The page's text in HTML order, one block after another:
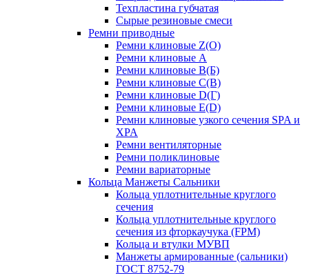
Техпластина губчатая
Сырые резиновые смеси
Ремни приводные
Ремни клиновые Z(О)
Ремни клиновые A
Ремни клиновые B(Б)
Ремни клиновые C(В)
Ремни клиновые D(Г)
Ремни клиновые Е(D)
Ремни клиновые узкого сечения SPA и
XPA
Ремни вентиляторные
Ремни поликлиновые
Ремни вариаторные
Кольца Манжеты Сальники
Кольца уплотнительные круглого
сечения
Кольца уплотнительные круглого
сечения из фторкаучука (FPM)
Кольца и втулки МУВП
Манжеты армированные (сальники)
ГОСТ 8752-79